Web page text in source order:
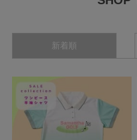
新着順